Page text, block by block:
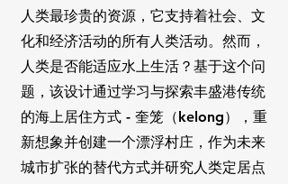
人类最珍贵的资源，它支持着社会、文
化和经济活动的所有人类活动。然而，
人类是否能适应水上生活？基于这个问
题，该设计通过学习与探索丰盛港传统
的海上居住方式 - 奎笼（kelong），重
新想象并创建一个漂浮村庄，作为未来
城市扩张的替代方式并研究人类定居点